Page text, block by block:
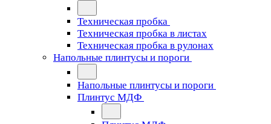
Техническая пробка
Техническая пробка в листах
Техническая пробка в рулонах
Напольные плинтусы и пороги
Напольные плинтусы и пороги
Плинтус МДФ